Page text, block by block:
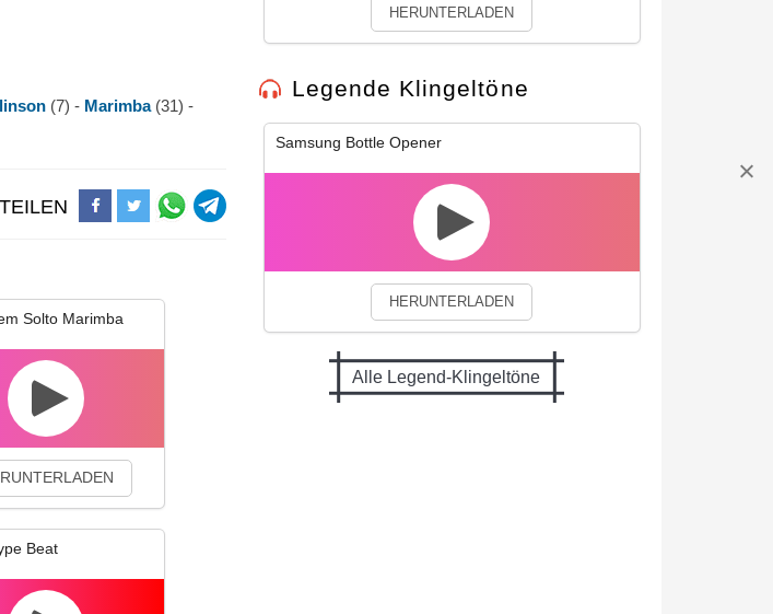
(7) - Marimba (31) -
TEILEN
Solto Marimba
Beat
HERUNTERLADEN
Legende Klingeltöne
Samsung Bottle Opener
HERUNTERLADEN
Alle Legend-Klingeltöne